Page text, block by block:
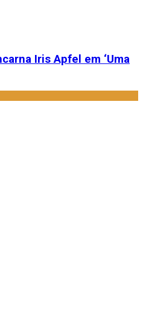
Iris Apfel em ‘Uma